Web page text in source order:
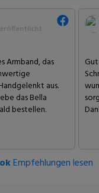
Armband, das
aus.
das Bella
bestellen.
Empfehlungen lesen